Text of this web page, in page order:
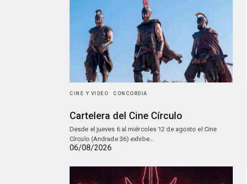
CINE Y VIDEO CONCORDIA
Cartelera del Cine Círculo
Desde el jueves 6 al miércoles 12 de agosto el Cine
Círculo (Andrade 36) exhibe…
06/08/2026